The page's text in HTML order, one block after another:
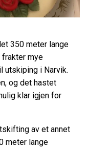
350 meter lange
frakter mye
utskiping i Narvik.
og det hastet
klar igjen for
av et annet
meter lange